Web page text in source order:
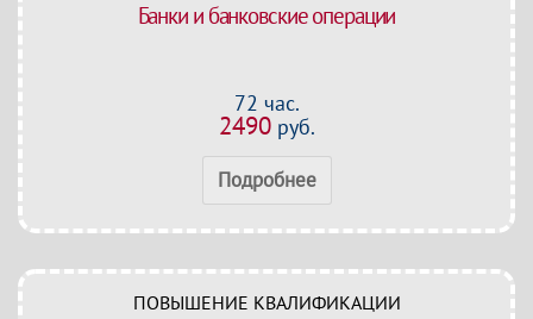
Банки и банковские операции
72 час.
2490руб.
Подробнее
ПОВЫШЕНИЕ КВАЛИФИКАЦИИ